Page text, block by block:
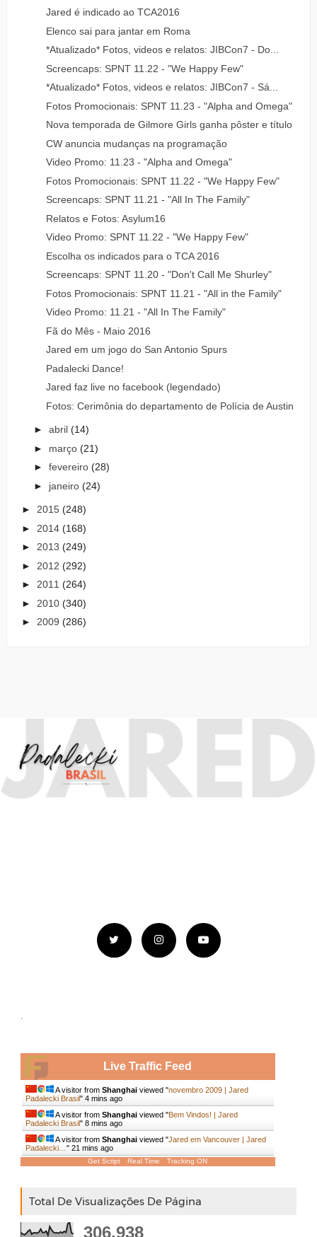
Jared é indicado ao TCA2016
Elenco sai para jantar em Roma
*Atualizado* Fotos, videos e relatos: JIBCon7 - Do...
Screencaps: SPNT 11.22 - "We Happy Few"
*Atualizado* Fotos, videos e relatos: JIBCon7 - Sá...
Fotos Promocionais: SPNT 11.23 - "Alpha and Omega"
Nova temporada de Gilmore Girls ganha pôster e título
CW anuncia mudanças na programação
Video Promo: 11.23 - "Alpha and Omega"
Fotos Promocionais: SPNT 11.22 - "We Happy Few"
Screencaps: SPNT 11.21 - "All In The Family"
Relatos e Fotos: Asylum16
Video Promo: SPNT 11.22 - "We Happy Few"
Escolha os indicados para o TCA 2016
Screencaps: SPNT 11.20 - "Don't Call Me Shurley"
Fotos Promocionais: SPNT 11.21 - "All in the Family"
Video Promo: 11.21 - "All In The Family"
Fã do Mês - Maio 2016
Jared em um jogo do San Antonio Spurs
Padalecki Dance!
Jared faz live no facebook (legendado)
Fotos: Cerimônia do departamento de Polícia de Austin
► abril (14)
► março (21)
► fevereiro (28)
► janeiro (24)
► 2015 (248)
► 2014 (168)
► 2013 (249)
► 2012 (292)
► 2011 (264)
► 2010 (340)
► 2009 (286)
.
Live Traffic Feed
A visitor from Shanghaiviewed "novembro 2009 | Jared
Padalecki Brasil" 4 mins ago
A visitor from Shanghaiviewed "Bem Vindos! | Jared
Padalecki Brasil" 8 mins ago
A visitor from Shanghaiviewed "Jared em Vancouver | Jared
Padalecki… " 21 mins ago
Get Script Real Time Tracking ON
Total De Visualizações De Página
306,938